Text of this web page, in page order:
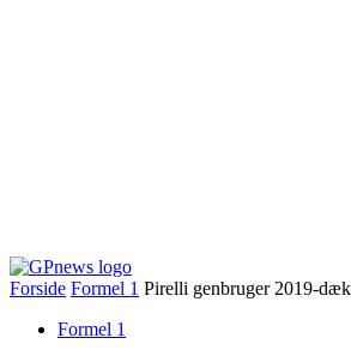
Forside Formel 1 Pirelli genbruger 2019-
Formel 1